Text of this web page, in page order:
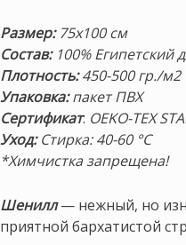
Размер:75х100 см
Состав: 100% Египетский
Плотность:450-500 гр./м2
Упаковка:пакет ПВХ
Сертификат: OEKO-TEX
Уход:Стирка: 40-60 °C
*Химчистка запрещена!
Шенилл— нежный, но
приятной бархатистой